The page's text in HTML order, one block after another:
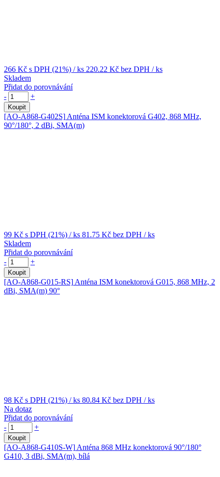
266 Kč s DPH (21%) / ks 220.22 Kč bez DPH / ks
Skladem
Přidat do porovnávání
-
+
Koupit
[AO-A868-G402S] Anténa ISM konektorová G402, 868 MHz,
90°/180°, 2 dBi, SMA(m)
99 Kč s DPH (21%) / ks 81.75 Kč bez DPH / ks
Skladem
Přidat do porovnávání
-
+
Koupit
[AO-A868-G015-RS] Anténa ISM konektorová G015, 868 MHz, 2
dBi, SMA(m) 90°
98 Kč s DPH (21%) / ks 80.84 Kč bez DPH / ks
Na dotaz
Přidat do porovnávání
-
+
Koupit
[AO-A868-G410S-W] Anténa 868 MHz konektorová 90°/180°
G410, 3 dBi, SMA(m), bílá